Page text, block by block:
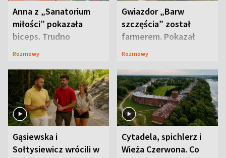
Anna z „Sanatorium
miłości” pokazała
biceps. Trudno
uwierzyć, co przeszła
Rozmowy
Gwiazdor „Barw
szczęścia” został
farmerem. Pokazał
swoje niezwykłe
Rozmowy
Gąsiewska i
Sołtysiewicz wrócili w
Cytadela, spichlerz i
Wieża Czerwona. Co